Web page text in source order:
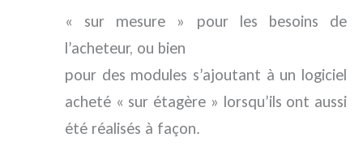
« sur mesure » pour les besoins de
l’acheteur, ou bien
pour des modules s’ajoutant à un logiciel
acheté « sur étagère » lorsqu’ils ont aussi
été réalisés à façon.